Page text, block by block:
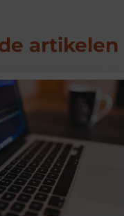
artikelen